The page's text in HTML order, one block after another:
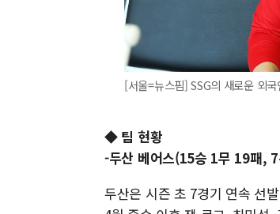
[서울=뉴스핌] SSG의 새로운
◆ 팀 현황
-두산 베어스(15승 1무 19패,
두산은 시즌 초 7경기 연속 선